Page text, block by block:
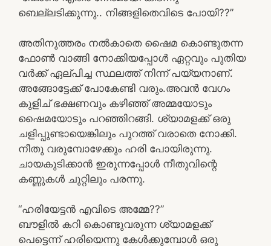
ബെല്ലടിക്കുന്നു.. നിങ്ങളിതെവിടെ പോയി??”
അതിനുത്തരം നൽകാതെ ഷൈമ കൊണ്ടുതന്ന
ഫോൺ വാങ്ങി നോക്കിയപ്പോൾ ഏറ്റവും പുതിയ
വർക്ക്‌ ഏല്പിച്ച സ്ഥലത്ത് നിന്ന് പയ്യനാണ്.
അങ്ങോട്ടേക്ക് പോകേണ്ടി വരും.അവൻ വേഗം
കുളിച് ഭക്ഷണവും കഴിഞ്ഞ് അമ്മയോടും
ഷൈമയോടും പറഞ്ഞിറങ്ങി. ശ്യാമളക്ക് ഒരു
ചളിപ്പുണ്ടായെങ്കിലും പുറത്ത് വരാതെ നോക്കി.
നീതു വരുമ്പോഴേക്കും ഹരി പോയിരുന്നു.
ചായകുടിക്കാൻ ഇരുന്നപ്പോൾ നീതുവിന്റെ
കണ്ണുകൾ ചുറ്റിലും പരന്നു.
“ഹരിയേട്ടൻ എവിടെ അമ്മേ??”
ബൗളിൽ കറി കൊണ്ടുവരുന്ന ശ്യാമളക്ക്
പെട്ടെന്ന് ഹരിയെന്നു കേൾക്കുമ്പോൾ ഒരു